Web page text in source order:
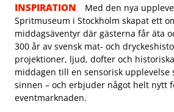
INSPIRATION
Med den nya
Spritmuseum i Stockholm skapat ett
middagsäventyr där gästerna får äta
300 år av svensk mat- och
projektioner, ljud, dofter och
middagen till en sensorisk upplevelse
sinnen – och erbjuder något helt nytt
eventmarknaden.